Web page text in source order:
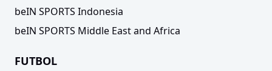
beIN SPORTS Indonesia
beIN SPORTS Middle East and Africa
FUTBOL